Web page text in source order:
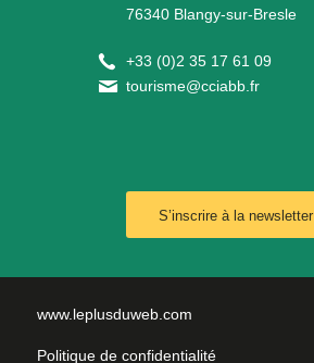
76340 Blangy-sur-Bresle
+33 (0)2 35 17 61 09
tourisme@cciabb.fr
S’inscrire à la newsletter
www.leplusduweb.com
Politique de confidentialité